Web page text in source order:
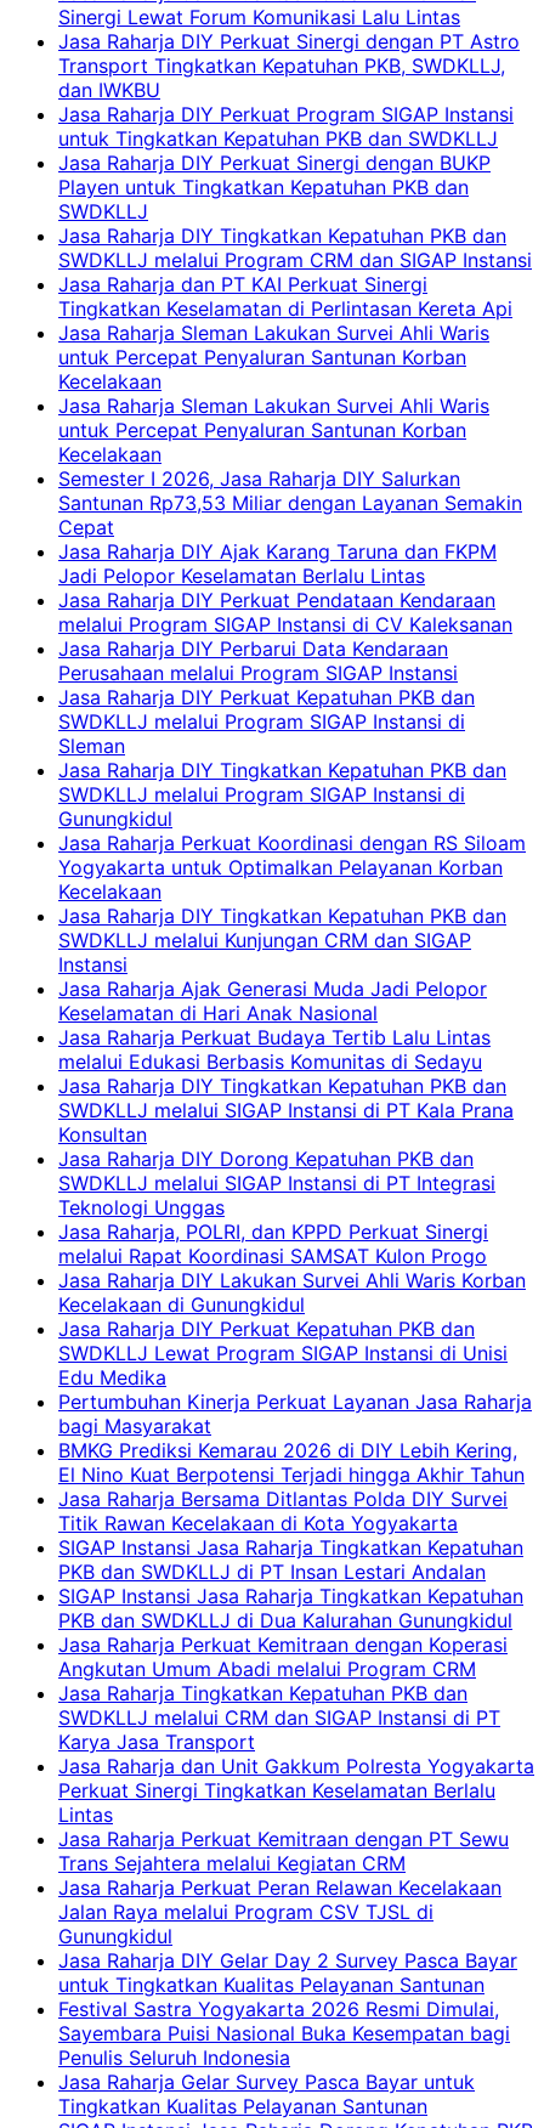
Sinergi Lewat Forum Komunikasi Lalu Lintas
Jasa Raharja DIY Perkuat Sinergi dengan PT Astro
Transport Tingkatkan Kepatuhan PKB, SWDKLLJ,
dan IWKBU
Jasa Raharja DIY Perkuat Program SIGAP Instansi
untuk Tingkatkan Kepatuhan PKB dan SWDKLLJ
Jasa Raharja DIY Perkuat Sinergi dengan BUKP
Playen untuk Tingkatkan Kepatuhan PKB dan
SWDKLLJ
Jasa Raharja DIY Tingkatkan Kepatuhan PKB dan
SWDKLLJ melalui Program CRM dan SIGAP Instansi
Jasa Raharja dan PT KAI Perkuat Sinergi
Tingkatkan Keselamatan di Perlintasan Kereta Api
Jasa Raharja Sleman Lakukan Survei Ahli Waris
untuk Percepat Penyaluran Santunan Korban
Kecelakaan
Jasa Raharja Sleman Lakukan Survei Ahli Waris
untuk Percepat Penyaluran Santunan Korban
Kecelakaan
Semester I 2026, Jasa Raharja DIY Salurkan
Santunan Rp73,53 Miliar dengan Layanan Semakin
Cepat
Jasa Raharja DIY Ajak Karang Taruna dan FKPM
Jadi Pelopor Keselamatan Berlalu Lintas
Jasa Raharja DIY Perkuat Pendataan Kendaraan
melalui Program SIGAP Instansi di CV Kaleksanan
Jasa Raharja DIY Perbarui Data Kendaraan
Perusahaan melalui Program SIGAP Instansi
Jasa Raharja DIY Perkuat Kepatuhan PKB dan
SWDKLLJ melalui Program SIGAP Instansi di
Sleman
Jasa Raharja DIY Tingkatkan Kepatuhan PKB dan
SWDKLLJ melalui Program SIGAP Instansi di
Gunungkidul
Jasa Raharja Perkuat Koordinasi dengan RS Siloam
Yogyakarta untuk Optimalkan Pelayanan Korban
Kecelakaan
Jasa Raharja DIY Tingkatkan Kepatuhan PKB dan
SWDKLLJ melalui Kunjungan CRM dan SIGAP
Instansi
Jasa Raharja Ajak Generasi Muda Jadi Pelopor
Keselamatan di Hari Anak Nasional
Jasa Raharja Perkuat Budaya Tertib Lalu Lintas
melalui Edukasi Berbasis Komunitas di Sedayu
Jasa Raharja DIY Tingkatkan Kepatuhan PKB dan
SWDKLLJ melalui SIGAP Instansi di PT Kala Prana
Konsultan
Jasa Raharja DIY Dorong Kepatuhan PKB dan
SWDKLLJ melalui SIGAP Instansi di PT Integrasi
Teknologi Unggas
Jasa Raharja, POLRI, dan KPPD Perkuat Sinergi
melalui Rapat Koordinasi SAMSAT Kulon Progo
Jasa Raharja DIY Lakukan Survei Ahli Waris Korban
Kecelakaan di Gunungkidul
Jasa Raharja DIY Perkuat Kepatuhan PKB dan
SWDKLLJ Lewat Program SIGAP Instansi di Unisi
Edu Medika
Pertumbuhan Kinerja Perkuat Layanan Jasa Raharja
bagi Masyarakat
BMKG Prediksi Kemarau 2026 di DIY Lebih Kering,
El Nino Kuat Berpotensi Terjadi hingga Akhir Tahun
Jasa Raharja Bersama Ditlantas Polda DIY Survei
Titik Rawan Kecelakaan di Kota Yogyakarta
SIGAP Instansi Jasa Raharja Tingkatkan Kepatuhan
PKB dan SWDKLLJ di PT Insan Lestari Andalan
SIGAP Instansi Jasa Raharja Tingkatkan Kepatuhan
PKB dan SWDKLLJ di Dua Kalurahan Gunungkidul
Jasa Raharja Perkuat Kemitraan dengan Koperasi
Angkutan Umum Abadi melalui Program CRM
Jasa Raharja Tingkatkan Kepatuhan PKB dan
SWDKLLJ melalui CRM dan SIGAP Instansi di PT
Karya Jasa Transport
Jasa Raharja dan Unit Gakkum Polresta Yogyakarta
Perkuat Sinergi Tingkatkan Keselamatan Berlalu
Lintas
Jasa Raharja Perkuat Kemitraan dengan PT Sewu
Trans Sejahtera melalui Kegiatan CRM
Jasa Raharja Perkuat Peran Relawan Kecelakaan
Jalan Raya melalui Program CSV TJSL di
Gunungkidul
Jasa Raharja DIY Gelar Day 2 Survey Pasca Bayar
untuk Tingkatkan Kualitas Pelayanan Santunan
Festival Sastra Yogyakarta 2026 Resmi Dimulai,
Sayembara Puisi Nasional Buka Kesempatan bagi
Penulis Seluruh Indonesia
Jasa Raharja Gelar Survey Pasca Bayar untuk
Tingkatkan Kualitas Pelayanan Santunan